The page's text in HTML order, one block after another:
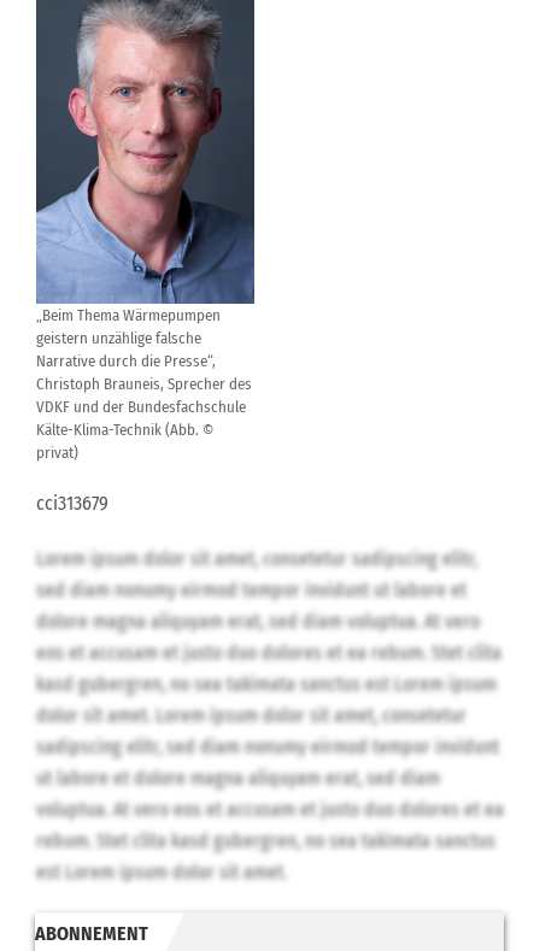
„Beim Thema Wärmepumpen
geistern unzählige falsche
Narrative durch die Presse“,
Christoph Brauneis, Sprecher des
VDKF und der Bundesfachschule
Kälte-Klima-Technik (Abb. ©
privat)
cci313679
Lorem ipsum dolor sit amet, consetetur sadipscing elitr,
sed diam nonumy eirmod tempor invidunt ut labore et
dolore magna aliquyam erat, sed diam voluptua. At vero
eos et accusam et justo duo dolores et ea rebum. Stet clita
kasd gubergren, no sea takimata sanctus est Lorem ipsum
dolor sit amet. Lorem ipsum dolor sit amet, consetetur
sadipscing elitr, sed diam nonumy eirmod tempor invidunt
ut labore et dolore magna aliquyam erat, sed diam
voluptua. At vero eos et accusam et justo duo dolores et ea
rebum. Stet clita kasd gubergren, no sea takimata sanctus
est Lorem ipsum dolor sit amet.
ABONNEMENT